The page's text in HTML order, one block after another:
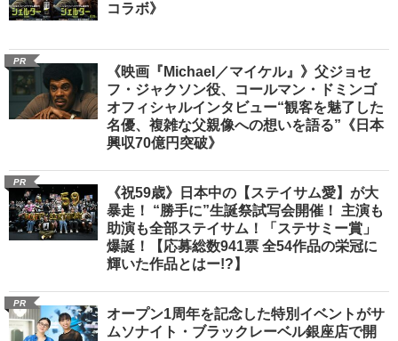
コラボ》
PR
《映画『Michael／マイケル』》父ジョセ
フ・ジャクソン役、コールマン・ドミンゴ
オフィシャルインタビュー“観客を魅了した
名優、複雑な父親像への想いを語る”《日本
興収70億円突破》
PR
《祝59歳》日本中の【ステイサム愛】が大
暴走！ “勝手に”生誕祭試写会開催！ 主演も
助演も全部ステイサム！「ステサミー賞」
爆誕！【応募総数941票 全54作品の栄冠に
輝いた作品とはー!?】
PR
オープン1周年を記念した特別イベントがサ
ムソナイト・ブラックレーベル銀座店で開